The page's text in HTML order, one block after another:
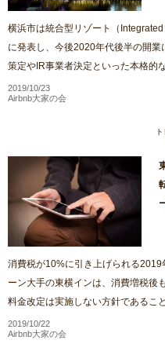
横浜市は統合型リゾート（
に発表し、今後2020年代後半の開
策定やIR事業者決定といった本格的
2019/10/23
Airbnb大家の会
消費税が10%に引き上げられる
ーン大手の東横インは、消費増税後
料金改定は実施しない方針であること
2019/10/22
Airbnb大家の会